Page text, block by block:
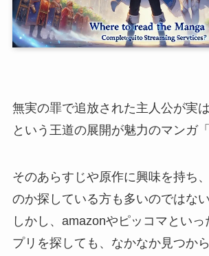
無実の罪で追放された主人公が実
という王道の展開が魅力のマンガ
そのあらすじや原作に興味を持ち
のか探している方も多いのではな
しかし、amazonやピッコマとい
プリを探しても、なかなか見つか